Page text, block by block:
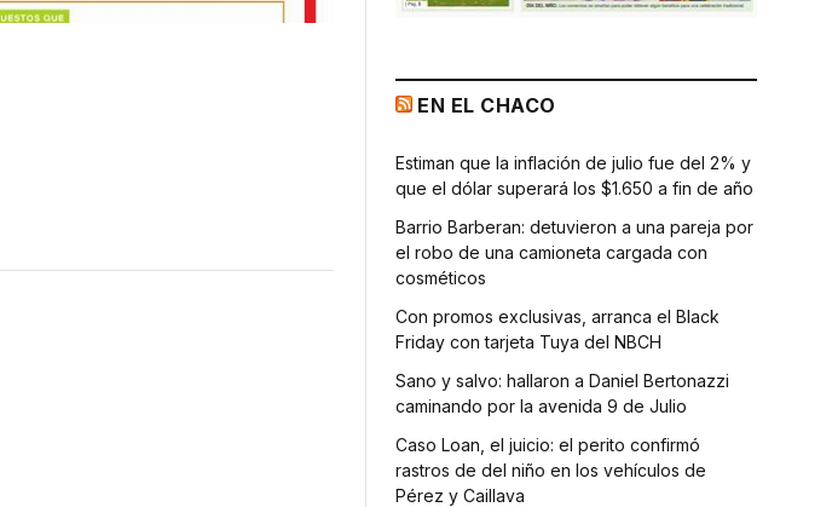
EN EL CHACO
Estiman que la inflación de julio fue del 2% y
que el dólar superará los $1.650 a fin de año
Barrio Barberan: detuvieron a una pareja por
el robo de una camioneta cargada con
cosméticos
Con promos exclusivas, arranca el Black
Friday con tarjeta Tuya del NBCH
Sano y salvo: hallaron a Daniel Bertonazzi
caminando por la avenida 9 de Julio
Caso Loan, el juicio: el perito confirmó
rastros de del niño en los vehículos de
Pérez y Caillava